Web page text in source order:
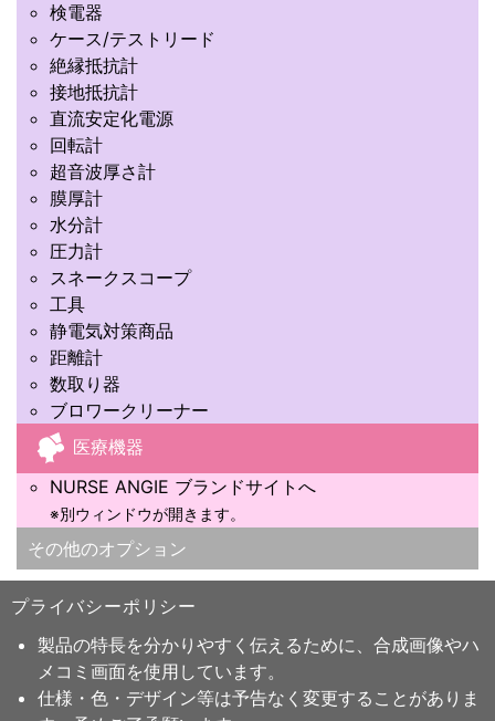
検電器
ケース/テストリード
絶縁抵抗計
接地抵抗計
直流安定化電源
回転計
超音波厚さ計
膜厚計
水分計
圧力計
スネークスコープ
工具
静電気対策商品
距離計
数取り器
ブロワークリーナー
医療機器
NURSE ANGIE ブランドサイトへ
※別ウィンドウが開きます。
その他のオプション
プライバシーポリシー
製品の特長を分かりやすく伝えるために、合成画像やハ
メコミ画面を使用しています。
仕様・色・デザイン等は予告なく変更することがありま